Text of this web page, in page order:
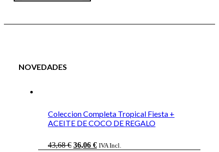
NOVEDADES
Coleccion Completa Tropical Fiesta +
ACEITE DE COCO DE REGALO
43,68€ El
36,06 €ElIVA Incl.